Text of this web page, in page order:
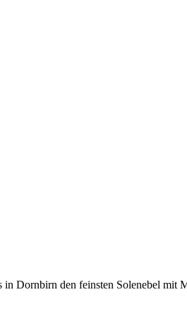
Dornbirn den feinsten Solenebel mit